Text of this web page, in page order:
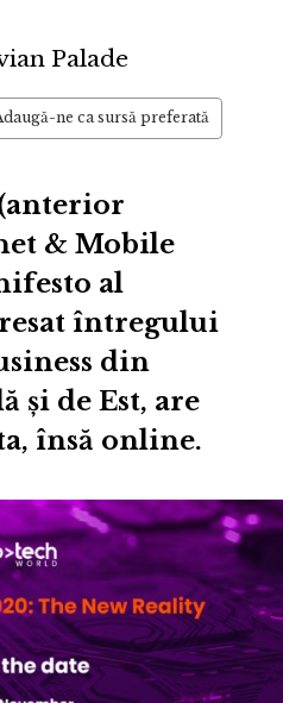
Palade
ne ca sursă preferată
& Mobile
al
întregului
din
și de Est, are
însă online.